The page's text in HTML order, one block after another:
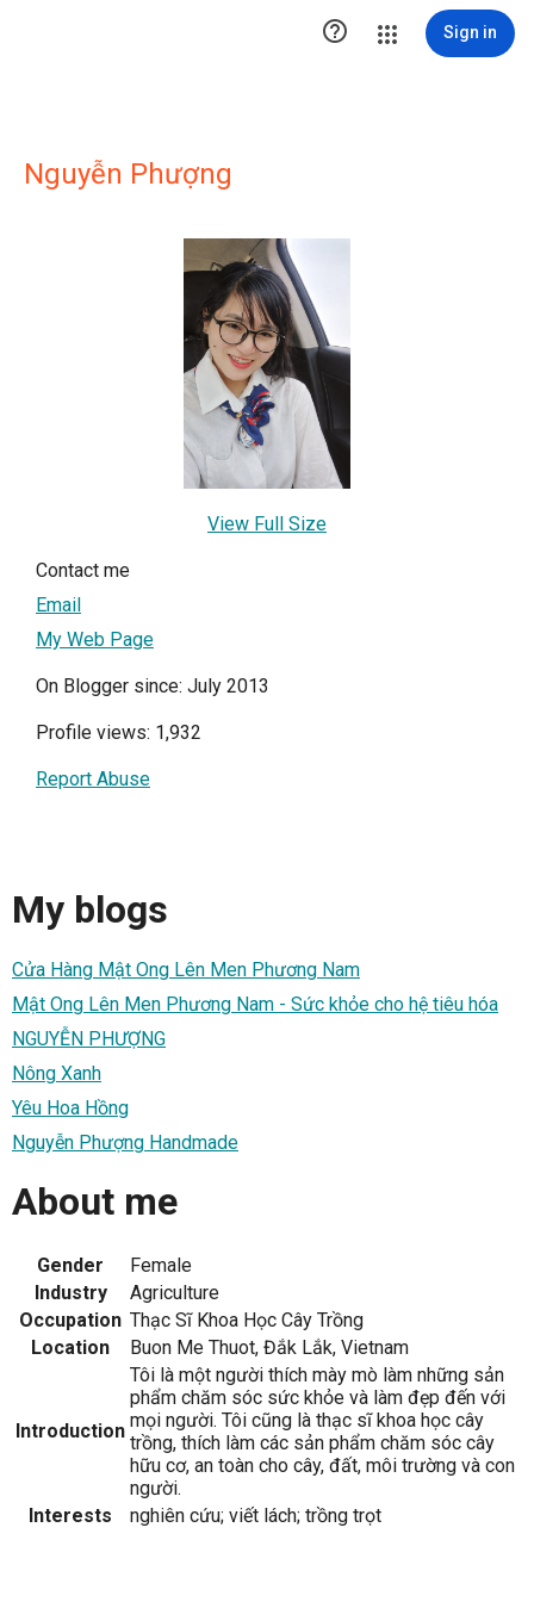
 Sign in
Nguyễn Phượng
View Full Size
Contact me
Email
My Web Page
On Blogger since: July 2013
Profile views: 1,932
Report Abuse
My blogs
Cửa Hàng Mật Ong Lên Men Phương Nam
Mật Ong Lên Men Phương Nam - Sức khỏe cho hệ tiêu hóa
NGUYỄN PHƯỢNG
Nông Xanh
Yêu Hoa Hồng
Nguyễn Phượng Handmade
About me
Gender
Female
Industry
Agriculture
Occupation Thạc Sĩ Khoa Học Cây Trồng
Location
Buon Me Thuot, Đắk Lắk, Vietnam
Introduction
Tôi là một người thích mày mò làm những sản
phẩm chăm sóc sức khỏe và làm đẹp đến với
mọi người. Tôi cũng là thạc sĩ khoa học cây
trồng, thích làm các sản phẩm chăm sóc cây
hữu cơ, an toàn cho cây, đất, môi trường và con
người.
Interests
nghiên cứu; viết lách; trồng trọt